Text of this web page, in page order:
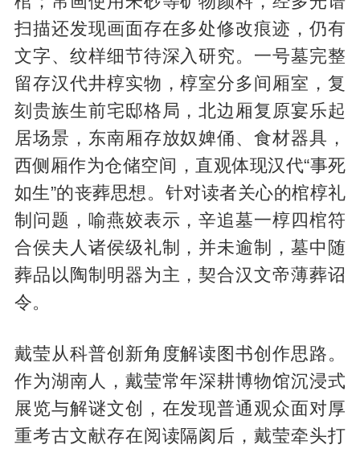
扫描还发现画面存在多处修改痕迹，仍有
文字、纹样细节待深入研究。一号墓完整
留存汉代井椁实物，椁室分多间厢室，复
刻贵族生前宅邸格局，北边厢复原宴乐起
居场景，东南厢存放奴婢俑、食材器具，
西侧厢作为仓储空间，直观体现汉代“事死
如生”的丧葬思想。针对读者关心的棺椁礼
制问题，喻燕姣表示，辛追墓一椁四棺符
合侯夫人诸侯级礼制，并未逾制，墓中随
葬品以陶制明器为主，契合汉文帝薄葬诏
令。
戴莹从科普创新角度解读图书创作思路。
作为湖南人，戴莹常年深耕博物馆沉浸式
展览与解谜文创，在发现普通观众面对厚
重考古文献存在阅读隔阂后，戴莹牵头打